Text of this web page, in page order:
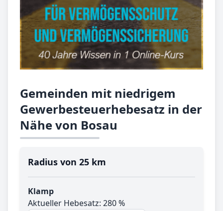
Gemeinden mit niedrigem
Gewerbesteuerhebesatz in der
Nähe von Bosau
Radius von 25 km
Klamp
Aktueller Hebesatz: 280 %